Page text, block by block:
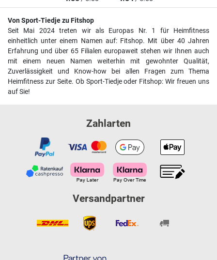
Von Sport-Tiedje zu Fitshop
Seit Mai 2024 treten wir als Europas Nr. 1 für Heimfitness
einheitlich unter einem Namen auf: Fitshop. Mit über 40 Jahren
Erfahrung und über 65 Filialen europaweit stehen wir Ihnen auch
mit einem neuen Namen weiterhin mit gewohnter Qualität,
Zuverlässigkeit und Know-how bei allen Fragen zum Thema
Heimfitness zur Seite. Ob Sport-Tiedje oder Fitshop: Wir freuen uns
auf Sie!
Zahlarten
Versandpartner